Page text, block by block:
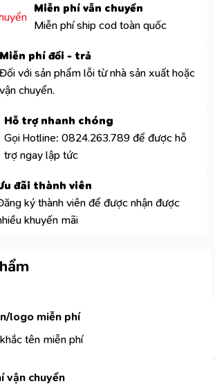
Miễn phí vẫn chuyển
Miễn phí ship cod toàn quốc
Miễn phí đổi - trả
với sản phẩm lỗi từ nhà sản xuất hoặc
vận chuyển.
Hỗ trợ nhanh chóng
Gọi Hotline: 0824.263.789 để được hỗ
trợ ngay lập tức
đãi thành viên
ký thành viên để được nhận được
khuyến mãi
logo miễn phí
tên miễn phí
vận chuyển